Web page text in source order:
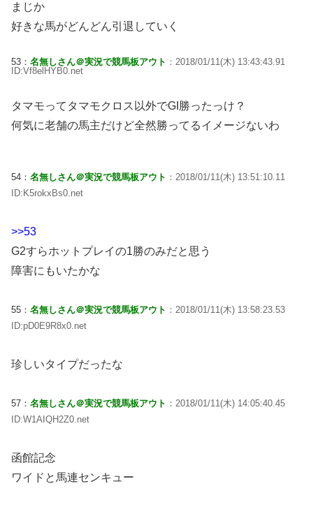
まじか
好きな馬がどんどん引退していく
53： 名無しさん＠実況で競馬板アウト ：2018/01/11(木) 13:43:43.91
ID:Vf8elHYB0.net
タマモってタマモクロス以外でGI勝ったっけ？
何気に老舗の馬主だけど全然勝ってるイメージないわ
54： 名無しさん＠実況で競馬板アウト ：2018/01/11(木) 13:51:10.11
ID:K5rokxBs0.net
>>53
G2すらホットプレイの1勝のみだと思う
障害にもいたかな
55： 名無しさん＠実況で競馬板アウト ：2018/01/11(木) 13:58:23.53
ID:pD0E9R8x0.net
珍しいタイプだったな
57： 名無しさん＠実況で競馬板アウト ：2018/01/11(木) 14:05:40.45
ID:W1AIQH2Z0.net
函館記念
ワイドと馬連センキュー